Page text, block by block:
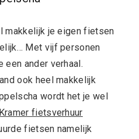
makkelijk je eigen fietsen
Met vijf personen
ander verhaal.
ook heel makkelijk
wordt het je wel
Kramer fietsverhuur
fietsen namelijk